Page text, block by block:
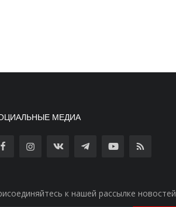
МЕДИА
к нашей рассылке новостей